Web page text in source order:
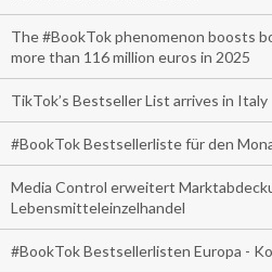
The #BookTok phenomenon boosts
more than 116 million euros in 2025
TikTok’s Bestseller List arrives in Italy
#BookTok Bestsellerliste für den
Media Control erweitert
Lebensmitteleinzelhandel
#BookTok Bestsellerlisten Europa -